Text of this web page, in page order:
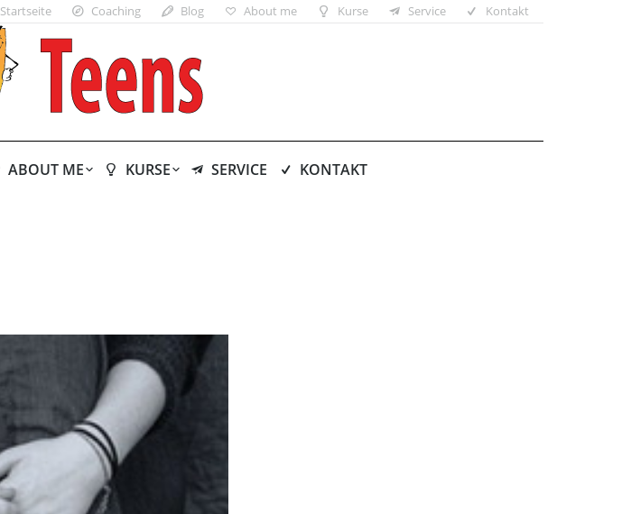
Startseite Coaching Blog About me Kurse Service Kontakt
ABOUT ME KURSE SERVICE KONTAKT